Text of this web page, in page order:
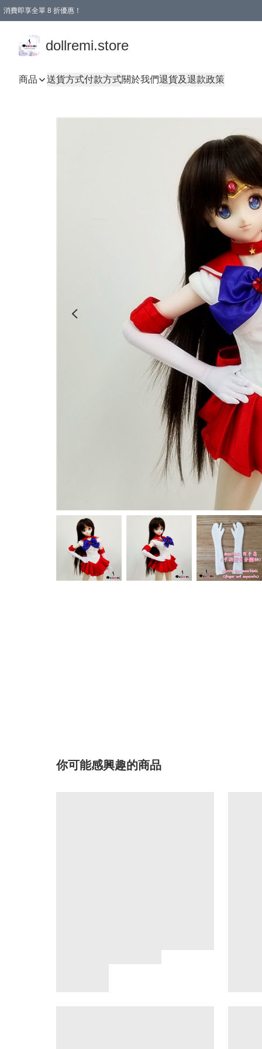
消費即享全單 8 折優惠！
dollremi.store
商品 送貨方式付款方式關於我們退貨及退款政策
你可能感興趣的商品